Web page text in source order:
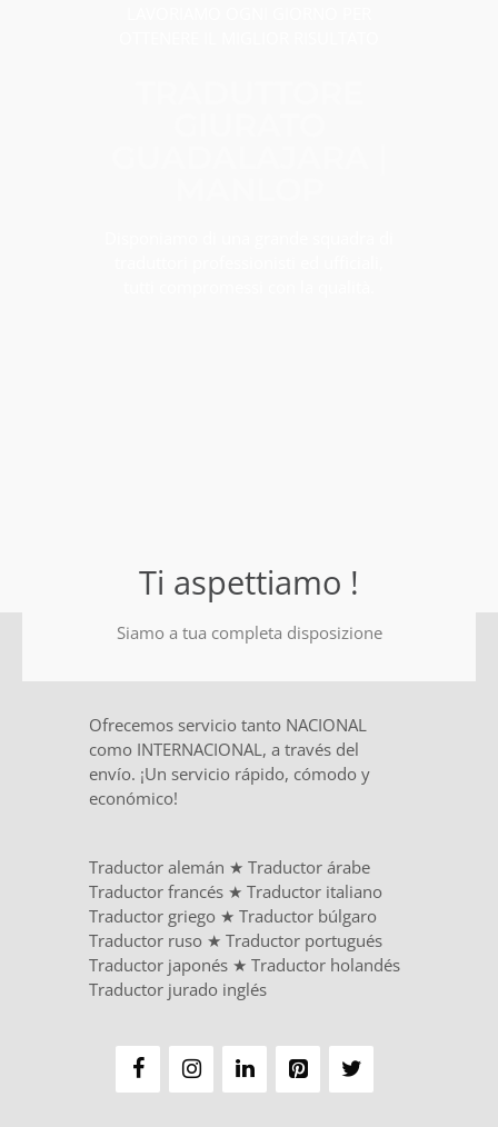
Ti aspettiamo !
Siamo a tua completa disposizione
Ofrecemos servicio tanto NACIONAL
como INTERNACIONAL, a través del
envío. ¡Un servicio rápido, cómodo y
económico!
Traductor alemán ★ Traductor árabe
Traductor francés ★ Traductor italiano
Traductor griego ★ Traductor búlgaro
Traductor ruso ★ Traductor portugués
Traductor japonés ★ Traductor holandés
Traductor jurado inglés